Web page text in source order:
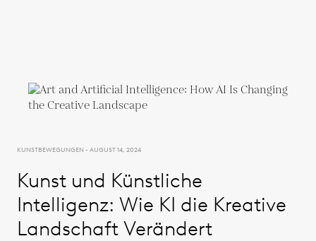
KUNSTBEWEGUNGEN - AUGUST 14, 2024
Kunst und Künstliche
Intelligenz: Wie KI die Kreative
Landschaft Verändert